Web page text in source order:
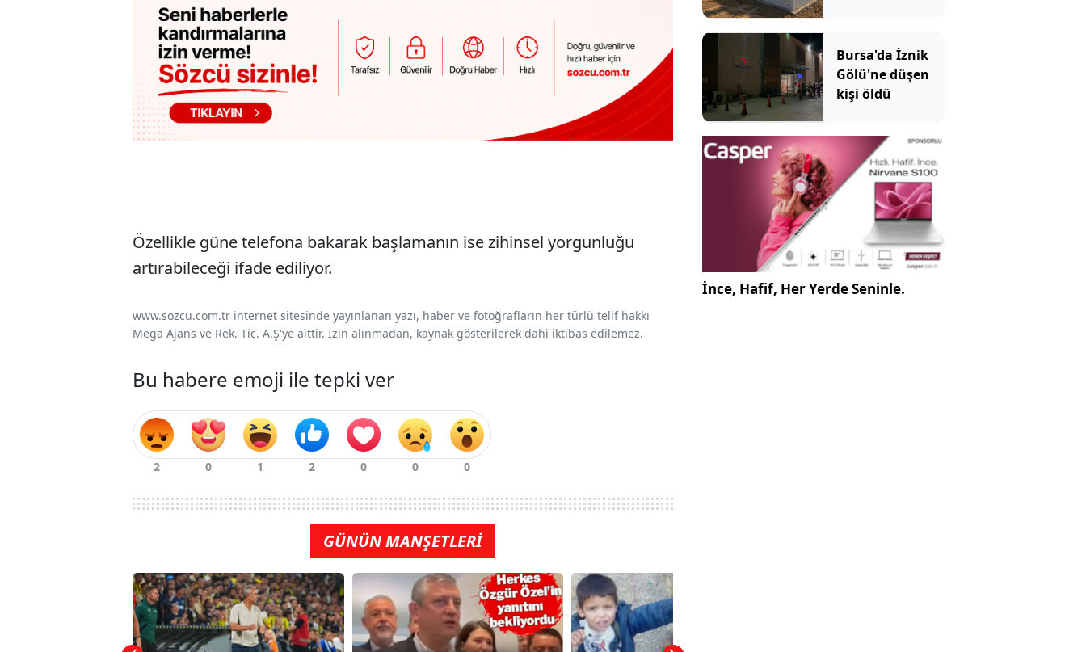
Özellikle güne telefona bakarak başlamanın ise zihinsel yorgunluğu
artırabileceği ifade ediliyor.
www.sozcu.com.tr internet sitesinde yayınlanan yazı, haber ve fotoğrafların her türlü telif hakkı
Mega Ajans ve Rek. Tic. A.Ş'ye aittir. İzin alınmadan, kaynak gösterilerek dahi iktibas edilemez.
Bu habere emoji ile tepki ver
GÜNÜN MANŞETLERİ
diziyor
Bursa'da İznik
Gölü'ne düşen
kişi öldü
İnce, Hafif, Her Yerde Seninle.